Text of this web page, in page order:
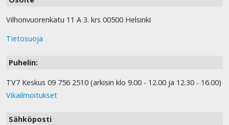
Vilhonvuorenkatu 11 A 3. krs 00500 Helsinki
Tietosuoja
Puhelin:
TV7 Keskus 09 756 2510 (arkisin klo 9.00 - 12.00 ja 12.30 - 16.00)
Vikailmoitukset
Sähköposti